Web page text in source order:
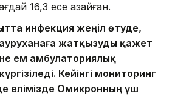
16,3 есе азайған.
инфекция жеңіл өтуде,
жатқызуды қажет
ем амбулаториялық
Кейінгі мониторинг
елімізде Омикронның үш